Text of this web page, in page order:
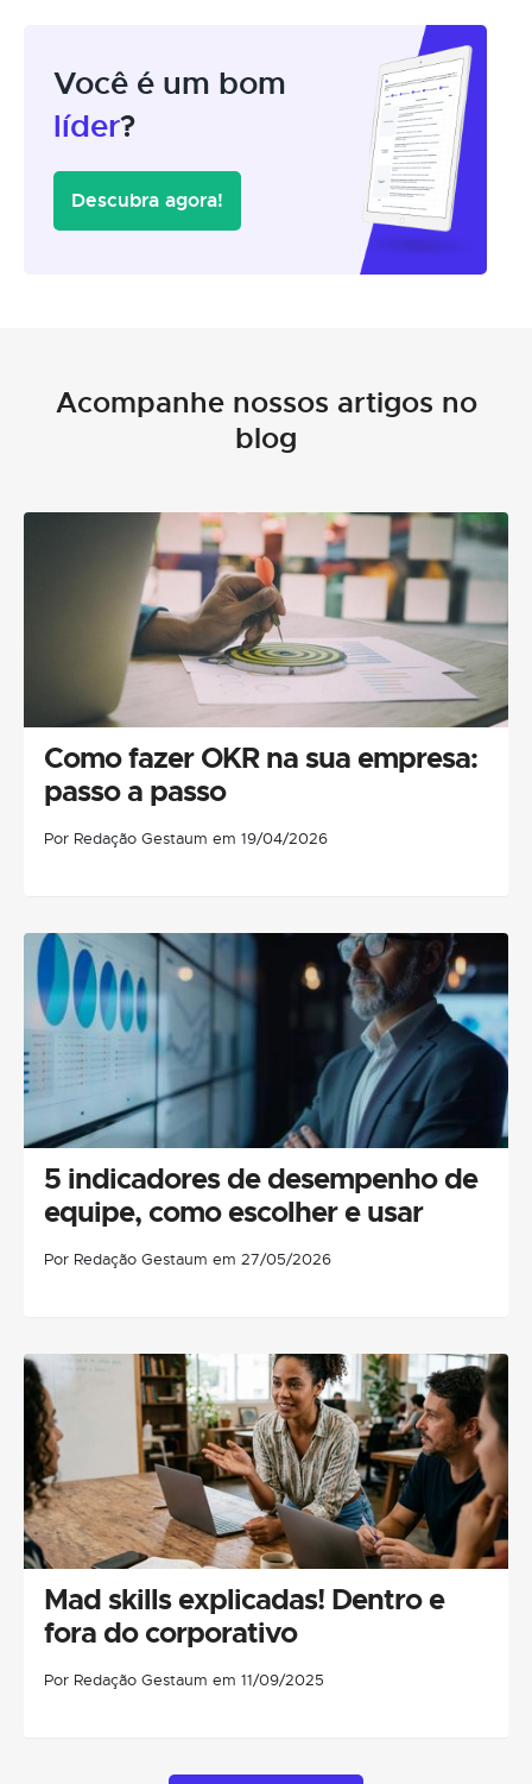
Você é um bom
líder?
Descubra agora!
Acompanhe nossos artigos no
blog
Como fazer OKR na sua empresa:
passo a passo
Por Redação Gestaum em 19/04/2026
5 indicadores de desempenho de
equipe, como escolher e usar
Por Redação Gestaum em 27/05/2026
Mad skills explicadas! Dentro e
fora do corporativo
Por Redação Gestaum em 11/09/2025